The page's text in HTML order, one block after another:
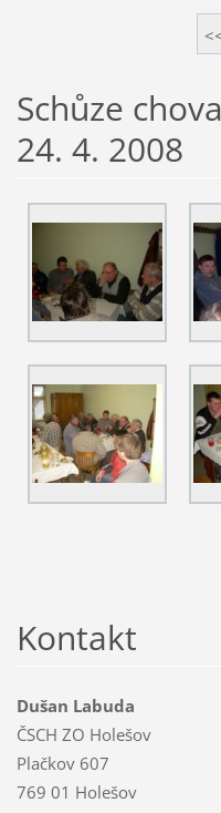
Schůze
24. 4. 2008
Kontakt
Dušan Labuda
ČSCH ZO Holešov
Plačkov 607
769 01 Holešov